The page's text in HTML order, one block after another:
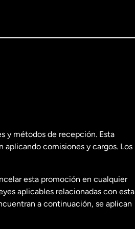
y métodos de recepción. Esta
aplicando comisiones y cargos. Los
esta promoción en cualquier
aplicables relacionadas con esta
a continuación, se aplican